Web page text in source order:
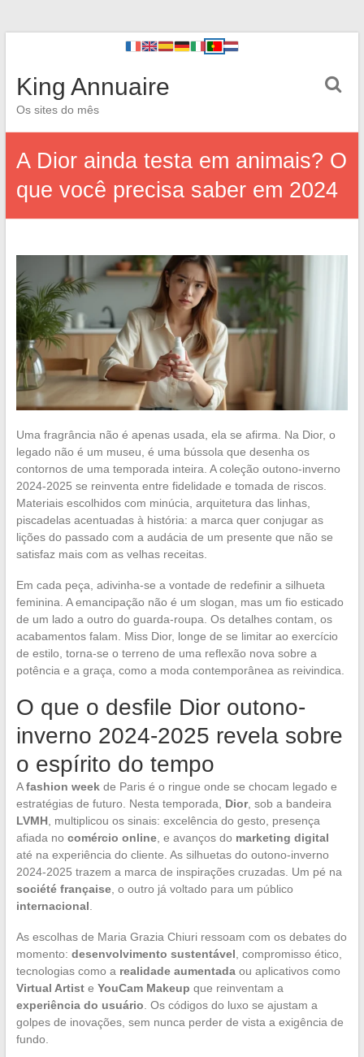
King Annuaire
Os sites do mês
A Dior ainda testa em animais? O
que você precisa saber em 2024
Uma fragrância não é apenas usada, ela se afirma. Na Dior, o
legado não é um museu, é uma bússola que desenha os
contornos de uma temporada inteira. A coleção outono-inverno
2024-2025 se reinventa entre fidelidade e tomada de riscos.
Materiais escolhidos com minúcia, arquitetura das linhas,
piscadelas acentuadas à história: a marca quer conjugar as
lições do passado com a audácia de um presente que não se
satisfaz mais com as velhas receitas.
Em cada peça, adivinha-se a vontade de redefinir a silhueta
feminina. A emancipação não é um slogan, mas um fio esticado
de um lado a outro do guarda-roupa. Os detalhes contam, os
acabamentos falam. Miss Dior, longe de se limitar ao exercício
de estilo, torna-se o terreno de uma reflexão nova sobre a
potência e a graça, como a moda contemporânea as reivindica.
O que o desfile Dior outono-
inverno 2024-2025 revela sobre
o espírito do tempo
Afashion weekde Paris é o ringue onde se chocam legado e
estratégias de futuro. Nesta temporada, Dior, sob a bandeira
LVMH, multiplicou os sinais: excelência do gesto, presença
afiada no comércio online, e avanços do marketing digital
até na experiência do cliente. As silhuetas do outono-inverno
2024-2025 trazem a marca de inspirações cruzadas. Um pé na
société française, o outro já voltado para um público
internacional
As escolhas de Maria Grazia Chiuri ressoam com os debates do
momento: desenvolvimento sustentável , compromisso ético,
tecnologias como a realidade aumentadaou aplicativos como
Virtual Artiste YouCam Makeup que reinventam a
experiência do usuário . Os códigos do luxo se ajustam a
golpes de inovações, sem nunca perder de vista a exigência de
fundo.